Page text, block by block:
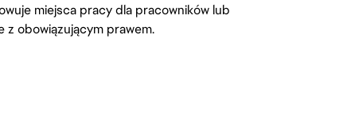
miejsca pracy dla pracowników lub
z obowiązującym prawem.